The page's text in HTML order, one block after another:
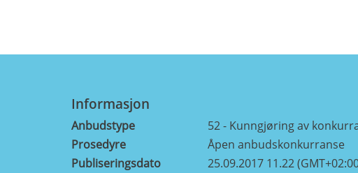
Informasjon
Anbudstype
52 - Kunngjøring av
Prosedyre
Åpen anbudskonkurranse
Publiseringsdato
25.09.2017 11.22